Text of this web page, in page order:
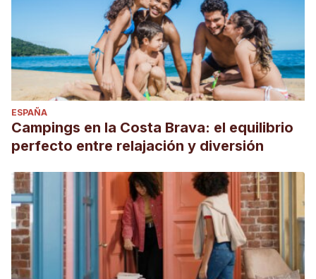
ESPAÑA
Campings en la Costa Brava: el equilibrio
perfecto entre relajación y diversión